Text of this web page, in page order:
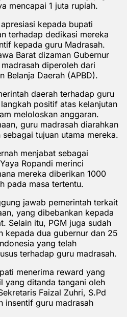
mencapai 1 juta rupiah.
kepada bupati
terhadap dedikasi mereka
kepada guru Madrasah.
Barat dizaman Gubernur
diperoleh dari
Belanja Daerah (APBD).
daerah terhadap guru
positif atas kelanjutan
meloloskan anggaran.
guru madrasah diarahkan
tujuan utama mereka.
menjabat sebagai
Ropandi merinci
mereka diberikan 1000
pada masa tertentu.
jawab pemerintah terkait
yang dibebankan kepada
Selain itu, PGM juga sudah
kepada dua gubernur dan 25
yang telah
terhadap guru madrasah.
menerima reward yang
yang ditanda tangani oleh
Faizal Zuhri, S.Pd
insentif guru madrasah